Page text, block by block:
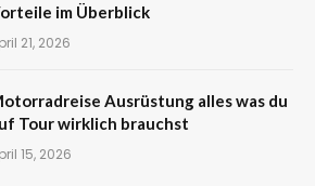
im Überblick
21, 2026
Ausrüstung alles was du
Tour wirklich brauchst
15, 2026